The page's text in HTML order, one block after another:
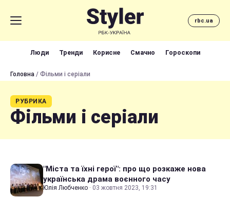
rbc.ua
Люди Тренди Корисне Смачно Гороскопи
Головна / Фільми і серіали
РУБРИКА
Фільми і серіали
"Міста та їхні герої": про що розкаже нова
українська драма воєнного часу
Юлія Любченко · 03 жовтня 2023, 19:31